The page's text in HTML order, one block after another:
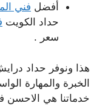
أفضل فني
حداد الكويت
سعر .
هذا ونوفر حداد
الخبرة والمهارة
خدماتنا هي الاحسن